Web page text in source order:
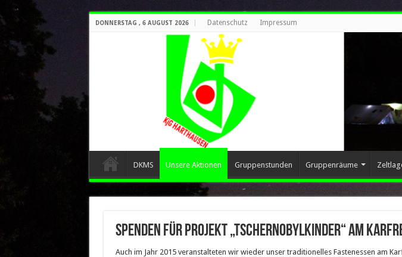
DONNERSTAG , 6 AUGUST 2026 Datenschutz Impressum
DKMS Unsere Aktionen Gruppenstunden Gruppenräume
Spenden für Projekt „Tschernobylkinder“ am
Auch im Jahr 2015 veranstalteten wir wieder unser traditionelles Fastenessen am